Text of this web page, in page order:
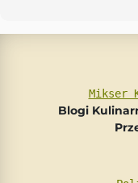
Mikser
Blogi